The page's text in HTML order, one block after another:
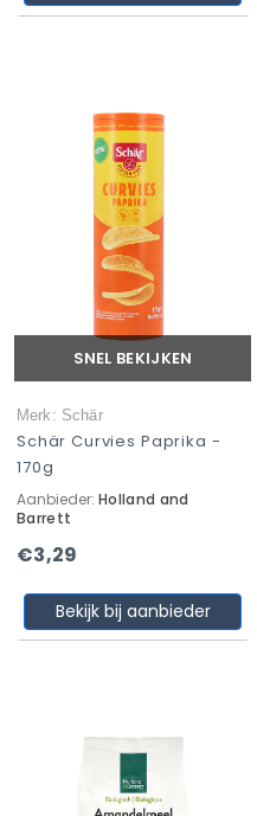
SNEL BEKIJKEN
Merk: Schär
Schär Curvies Paprika -
170g
Aanbieder: Holland and
Barrett
€3,29
Bekijk bij aanbieder